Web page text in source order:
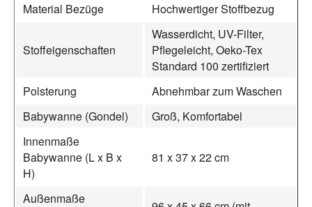
Material Bezüge
Hochwertiger Stoffbezug
Stoffeigenschaften
Wasserdicht, UV-Filter,
Pflegeleicht, Oeko-Tex
Standard 100 zertifiziert
Polsterung
Abnehmbar zum Waschen
Babywanne (Gondel)
Groß, Komfortabel
Innenmaße
Babywanne (L x B x
H)
81 x 37 x 22 cm
Außenmaße